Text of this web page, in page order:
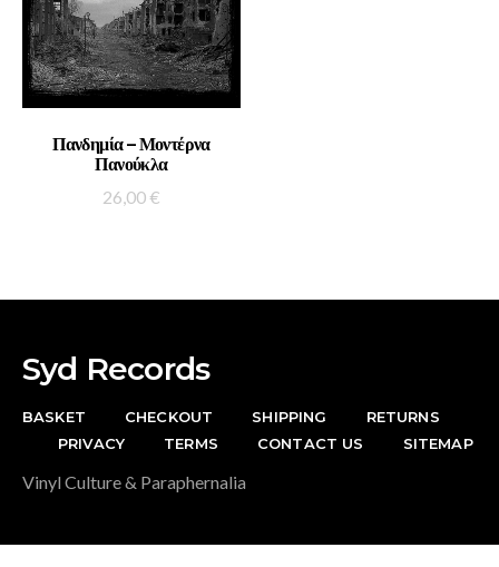
ADD TO BASKET
Πανδημία – Μοντέρνα
Πανούκλα
26,00 €
Syd Records
BASKET CHECKOUT SHIPPING
RETURNS
PRIVACY
TERMS CONTACT US SITEMAP
Vinyl Culture & Paraphernalia